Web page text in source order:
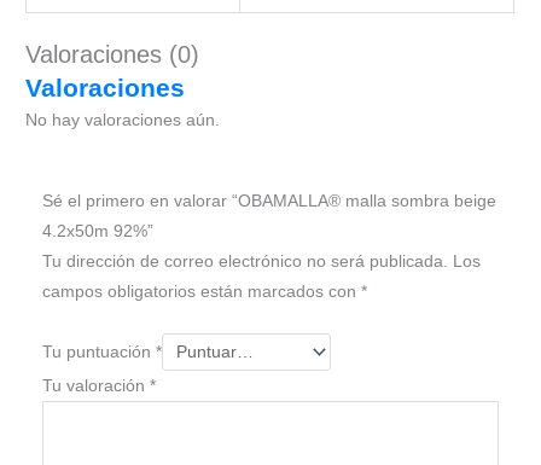
Valoraciones (0)
Valoraciones
No hay valoraciones aún.
Sé el primero en valorar “OBAMALLA® malla sombra beige
4.2x50m 92%”
Tu dirección de correo electrónico no será publicada. Los
campos obligatorios están marcados con *
Tu puntuación *
Tu valoración *